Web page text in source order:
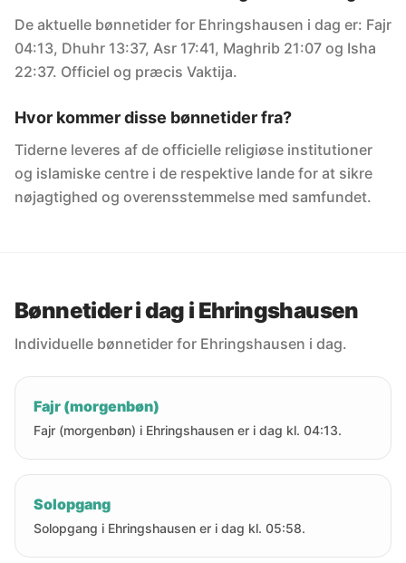
De aktuelle bønnetider for Ehringshausen i dag er: Fajr
04:13, Dhuhr 13:37, Asr 17:41, Maghrib 21:07 og Isha
22:37. Officiel og præcis Vaktija.
Hvor kommer disse bønnetider fra?
Tiderne leveres af de officielle religiøse institutioner
og islamiske centre i de respektive lande for at sikre
nøjagtighed og overensstemmelse med samfundet.
Bønnetider i dag i Ehringshausen
Individuelle bønnetider for Ehringshausen i dag.
Fajr (morgenbøn)
Fajr (morgenbøn) i Ehringshausen er i dag kl. 04:13.
Solopgang
Solopgang i Ehringshausen er i dag kl. 05:58.